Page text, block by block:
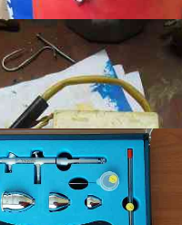
Торг
мальтийский крест с
краплак подвеска